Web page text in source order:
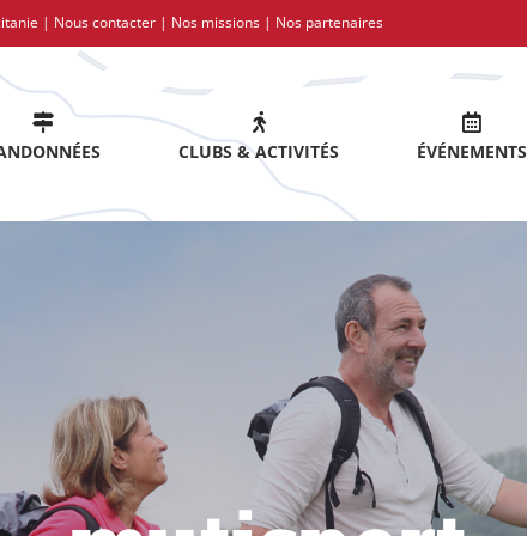
| Nous contacter | Nos missions | Nos partenaires
CLUBS & ACTIVITÉS ÉVÉNEMENTS